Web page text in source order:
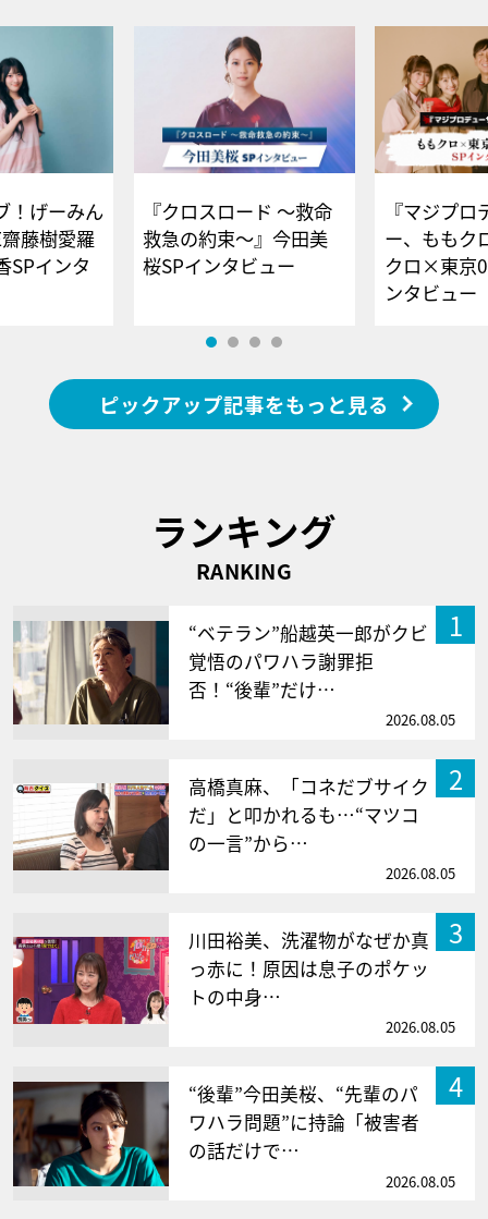
！げーみん
藤樹愛羅
SPインタ
『クロスロード ～救命
救急の約束～』今田美
桜SPインタビュー
『マジプロ
ー、ももク
クロ×東京
ンタビュー
ピックアップ記事をもっと見る
ランキング
RANKING
1
“ベテラン”船越英一郎がクビ
覚悟のパワハラ謝罪拒
否！“後輩”だけ…
2026.08.05
2
高橋真麻、「コネだブサイク
だ」と叩かれるも…“マツコ
の一言”から…
2026.08.05
3
川田裕美、洗濯物がなぜか真
っ赤に！原因は息子のポケッ
トの中身…
2026.08.05
4
“後輩”今田美桜、“先輩のパ
ワハラ問題”に持論「被害者
の話だけで…
2026.08.05